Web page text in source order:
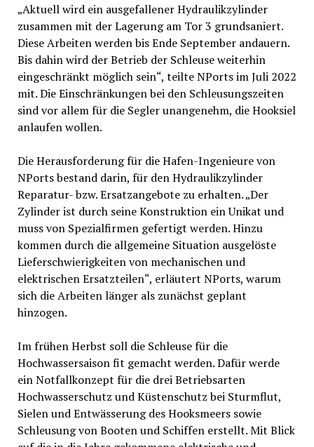
„Aktuell wird ein ausgefallener Hydraulikzylinder
zusammen mit der Lagerung am Tor 3 grundsaniert.
Diese Arbeiten werden bis Ende September andauern.
Bis dahin wird der Betrieb der Schleuse weiterhin
eingeschränkt möglich sein“, teilte NPorts im Juli 2022
mit. Die Einschränkungen bei den Schleusungszeiten
sind vor allem für die Segler unangenehm, die Hooksiel
anlaufen wollen.
Die Herausforderung für die Hafen-Ingenieure von
NPorts bestand darin, für den Hydraulikzylinder
Reparatur- bzw. Ersatzangebote zu erhalten. „Der
Zylinder ist durch seine Konstruktion ein Unikat und
muss von Spezialfirmen gefertigt werden. Hinzu
kommen durch die allgemeine Situation ausgelöste
Lieferschwierigkeiten von mechanischen und
elektrischen Ersatzteilen“, erläutert NPorts, warum
sich die Arbeiten länger als zunächst geplant
hinzogen.
Im frühen Herbst soll die Schleuse für die
Hochwassersaison fit gemacht werden. Dafür werde
ein Notfallkonzept für die drei Betriebsarten
Hochwasserschutz und Küstenschutz bei Sturmflut,
Sielen und Entwässerung des Hooksmeers sowie
Schleusung von Booten und Schiffen erstellt. Mit Blick